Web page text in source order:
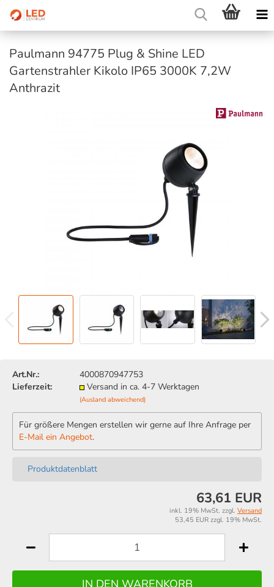
Paulmann 94775 Plug & Shine LED
Gartenstrahler Kikolo IP65 3000K 7,2W
Anthrazit
Art.Nr.:
4000870947753
Lieferzeit:
Versand in ca. 4-7 Werktagen
(Ausland abweichend)
Für größere Mengen erstellen wir gerne auf Ihre Anfrage per
E-Mail ein Angebot.
Produktdatenblatt
63,61 EUR
inkl. 19% MwSt. zzgl. Versand
53,45 EUR zzgl. 19% MwSt.